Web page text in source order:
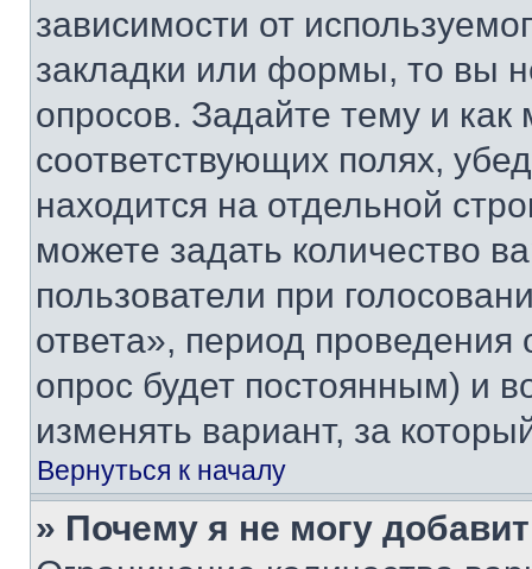
зависимости от
закладки или формы, то вы
опросов. Задайте тему и
соответствующих полях,
находится на отдельной
можете задать количество
пользователи при
ответа», период проведения
опрос будет постоянным) и
изменять вариант, за
Вернуться к началу
» Почему я не могу